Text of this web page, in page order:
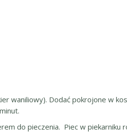
waniliowy). Dodać pokrojone w
do pieczenia. Piec w piekarniku